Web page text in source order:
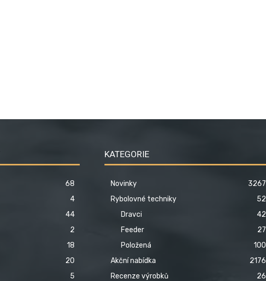
68
4
44
2
18
20
5
KATEGORIE
Novinky
3267
Rybolovné techniky
52
Dravci
42
Feeder
27
Položená
100
Akční nabídka
2176
Recenze výrobků
26